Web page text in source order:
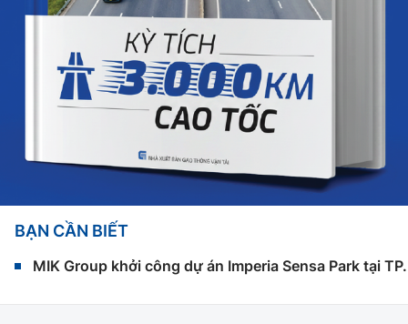
BẠN CẦN BIẾT
MIK Group khởi công dự án Imperia Sensa Park tại